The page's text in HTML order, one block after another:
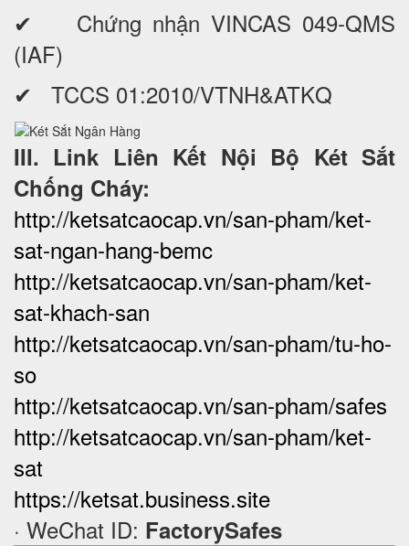
✔ Chứng nhận VINCAS 049-QMS
(IAF)
✔ TCCS 01:2010/VTNH&ATKQ
III. Link Liên Kết Nội Bộ Két Sắt
Chống Cháy:
http://ketsatcaocap.vn/san-pham/ket-
sat-ngan-hang-bemc
http://ketsatcaocap.vn/san-pham/ket-
sat-khach-san
http://ketsatcaocap.vn/san-pham/tu-ho-
so
http://ketsatcaocap.vn/san-pham/safes
http://ketsatcaocap.vn/san-pham/ket-
sat
https://ketsat.business.site
· WeChat ID: FactorySafes